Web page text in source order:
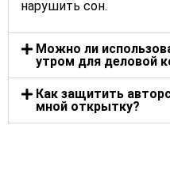
нарушить сон.
Можно ли
утром для деловой
Как защитить
мной открытку?